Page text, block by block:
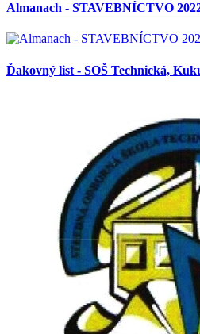
Almanach - STAVEBNÍCTVO
Ďakovný list - SOŠ Technická,